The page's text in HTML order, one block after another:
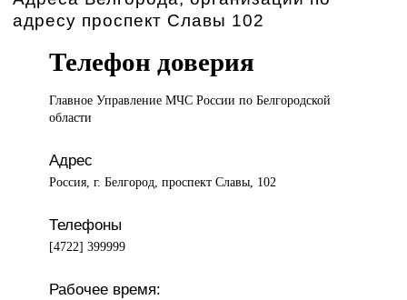
адресу проспект Славы 102
Телефон доверия
Главное УправлениеМЧС России по Белгородской
области
Адрес
Россия, г. Белгород, проспект Славы, 102
Телефоны
[4722] 399999
Рабочее время: